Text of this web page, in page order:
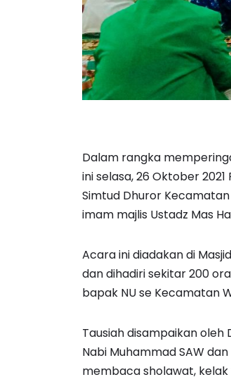
Dalam rangka
ini selasa, 26 Oktober
Simtud Dhuror
imam majlis Ustadz Mas
Acara ini diadakan di
dan dihadiri sekitar 200
bapak NU se Kecamatan
Tausiah disampaikan oleh
Nabi Muhammad SAW
membaca sholawat, kelak